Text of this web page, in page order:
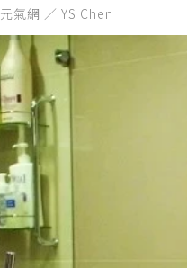
元氣網 ／ YS Chen